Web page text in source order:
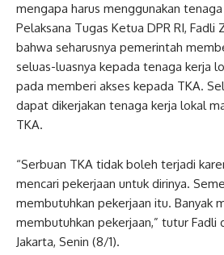
mengapa harus menggunakan
Pelaksana Tugas Ketua DPR RI, Fadli
bahwa seharusnya pemerintah
seluas-luasnya kepada tenaga kerja
pada memberi akses kepada TKA.
dapat dikerjakan tenaga kerja lokal
TKA.
“Serbuan TKA tidak boleh terjadi
mencari pekerjaan untuk dirinya.
membutuhkan pekerjaan itu. Banyak
membutuhkan pekerjaan,” tutur Fadli
Jakarta, Senin (8/1).